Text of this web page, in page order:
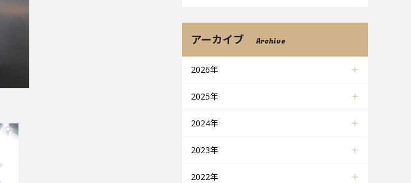
アーカイブ Archive
2026年
2025年
2024年
2023年
2022年